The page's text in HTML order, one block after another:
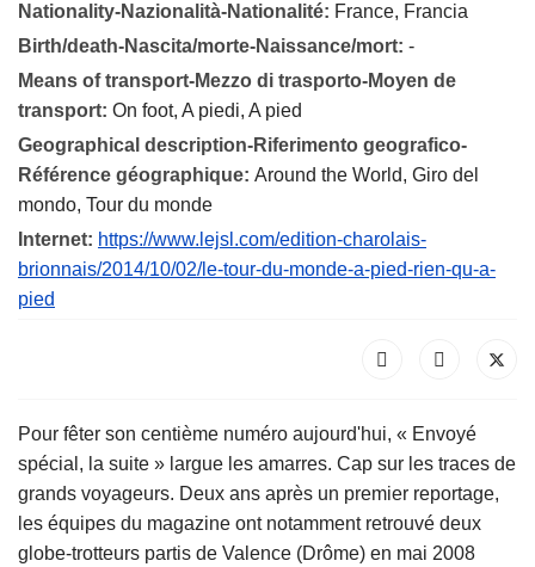
Nationality-Nazionalità-Nationalité: France, Francia
Birth/death-Nascita/morte-Naissance/mort: -
Means of transport-Mezzo di trasporto-Moyen de
transport: On foot, A piedi, A pied
Geographical description-Riferimento geografico-
Référence géographique: Around the World, Giro del
mondo, Tour du monde
Internet: https://www.lejsl.com/edition-charolais-
brionnais/2014/10/02/le-tour-du-monde-a-pied-rien-qu-a-
pied
Pour fêter son centième numéro aujourd'hui, « Envoyé
spécial, la suite » largue les amarres. Cap sur les traces de
grands voyageurs. Deux ans après un premier reportage,
les équipes du magazine ont notamment retrouvé deux
globe-trotteurs partis de Valence (Drôme) en mai 2008